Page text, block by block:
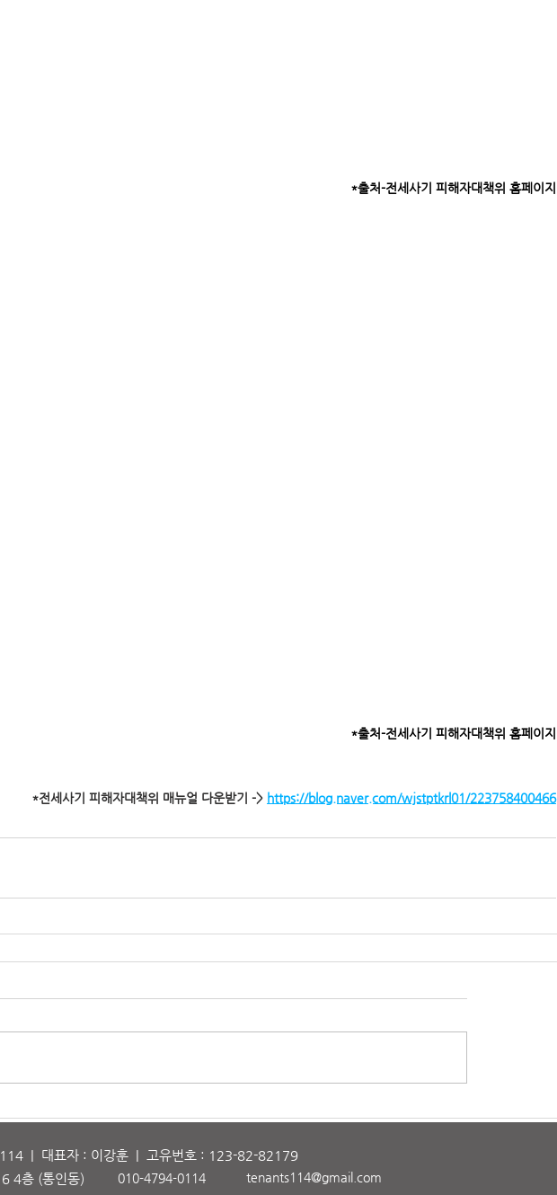
*출처-전세사기 피해자대책위 홈페이지
*출처-전세사기 피해자대책위 홈페이지
*전세사기 피해자대책위 매뉴얼 다운받기 -> https://blog.naver.com/wjstptkrl01/223758400466
114 | 대표자 : 이강훈 | 고유번호 : 123-82-82179
4층 (통인동) 010-4794-0114 tenants114@gmail.com